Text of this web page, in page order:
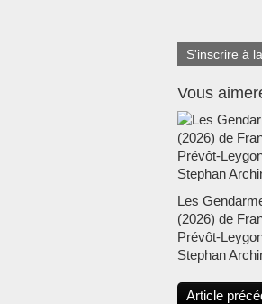
S'inscrire à
Vous
Les
(2026) de
Prévôt-
Stephan
Article